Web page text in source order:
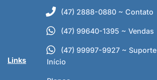
(47) 2888-0880 ~ Contato
(47) 99640-1395 ~ Vendas
(47) 99997-9927 ~ Suporte
Links
Início